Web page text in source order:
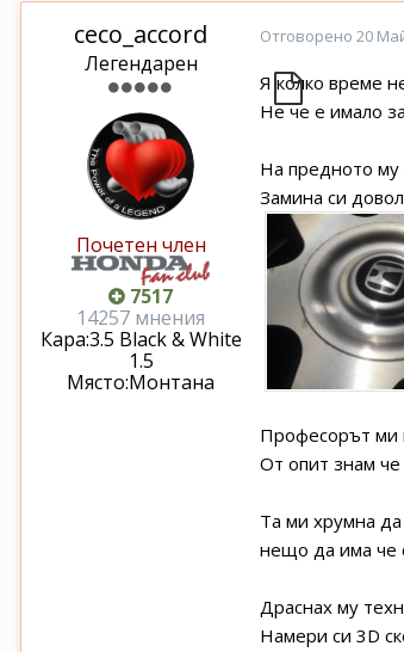
ceco_accord
Легендарен
Почетен член
7517
14257 мнения
Кара:3.5 Black & White
1.5
Място:Монтана
Отговорено 20
Я колко време
Не че е имало
На предното му
Замина си
Професорът ми
От опит знам
Та ми хрумна
нещо да има че
Драснах му
Намери си 3D